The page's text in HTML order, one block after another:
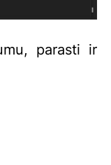
parasti ir